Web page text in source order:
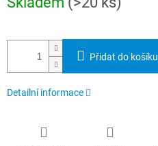
cena:
Přidat do košíku
Detailní informace